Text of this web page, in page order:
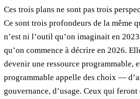
Ces trois plans ne sont pas trois
Ce sont trois profondeurs de la même
n’est ni l’outil qu’on imaginait en
qu’on commence à décrire en 2026.
devenir une ressource programmable,
programmable appelle des choix —
gouvernance, d’usage. Ceux qui